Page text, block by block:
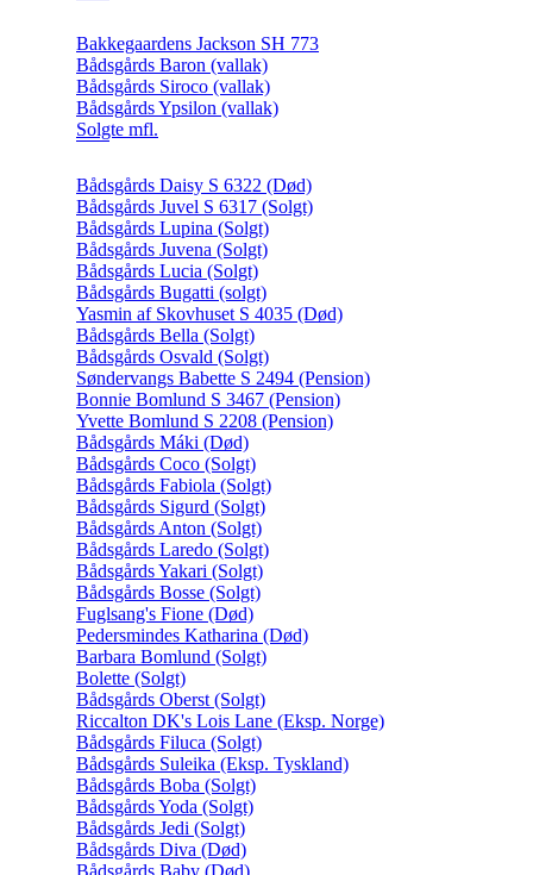
Bakkegaardens Jackson SH 773
Bådsgårds Baron (vallak)
Bådsgårds Siroco (vallak)
Bådsgårds Ypsilon (vallak)
Solgte mfl.
Bådsgårds Daisy S 6322 (Død)
Bådsgårds Juvel S 6317 (Solgt)
Bådsgårds Lupina (Solgt)
Bådsgårds Juvena (Solgt)
Bådsgårds Lucia (Solgt)
Bådsgårds Bugatti (solgt)
Yasmin af Skovhuset S 4035 (Død)
Bådsgårds Bella (Solgt)
Bådsgårds Osvald (Solgt)
Søndervangs Babette S 2494 (Pension)
Bonnie Bomlund S 3467 (Pension)
Yvette Bomlund S 2208 (Pension)
Bådsgårds Máki (Død)
Bådsgårds Coco (Solgt)
Bådsgårds Fabiola (Solgt)
Bådsgårds Sigurd (Solgt)
Bådsgårds Anton (Solgt)
Bådsgårds Laredo (Solgt)
Bådsgårds Yakari (Solgt)
Bådsgårds Bosse (Solgt)
Fuglsang's Fione (Død)
Pedersmindes Katharina (Død)
Barbara Bomlund (Solgt)
Bolette (Solgt)
Bådsgårds Oberst (Solgt)
Riccalton DK's Lois Lane (Eksp. Norge)
Bådsgårds Filuca (Solgt)
Bådsgårds Suleika (Eksp. Tyskland)
Bådsgårds Boba (Solgt)
Bådsgårds Yoda (Solgt)
Bådsgårds Jedi (Solgt)
Bådsgårds Diva (Død)